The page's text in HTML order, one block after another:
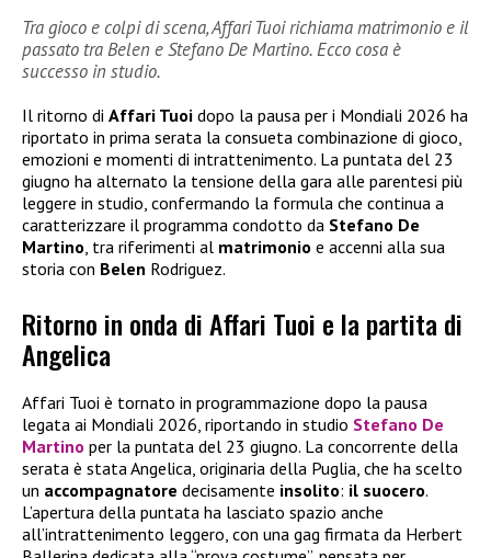
Tra gioco e colpi di scena, Affari Tuoi richiama matrimonio e il
passato tra Belen e Stefano De Martino. Ecco cosa è
successo in studio.
Il ritorno di Affari Tuoi dopo la pausa per i Mondiali 2026 ha
riportato in prima serata la consueta combinazione di gioco,
emozioni e momenti di intrattenimento. La puntata del 23
giugno ha alternato la tensione della gara alle parentesi più
leggere in studio, confermando la formula che continua a
caratterizzare il programma condotto da Stefano De
Martino , tra riferimenti al matrimonio e accenni alla sua
storia con Belen Rodriguez.
Ritorno in onda di Affari Tuoi e la partita di
Angelica
Affari Tuoi è tornato in programmazione dopo la pausa
legata ai Mondiali 2026, riportando in studio Stefano De
Martino per la puntata del 23 giugno. La concorrente della
serata è stata Angelica, originaria della Puglia, che ha scelto
un accompagnatore decisamente insolito: il suocero.
L’apertura della puntata ha lasciato spazio anche
all’intrattenimento leggero, con una gag firmata da Herbert